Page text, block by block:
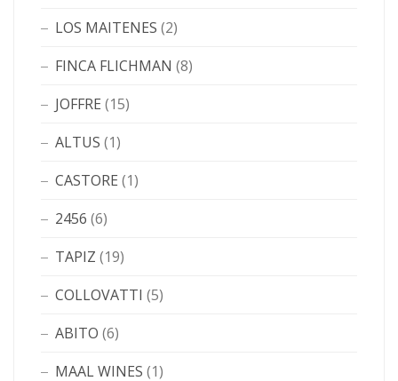
LOS MAITENES (2)
FINCA FLICHMAN (8)
JOFFRE (15)
ALTUS (1)
CASTORE (1)
2456 (6)
TAPIZ (19)
COLLOVATTI (5)
ABITO (6)
MAAL WINES (1)